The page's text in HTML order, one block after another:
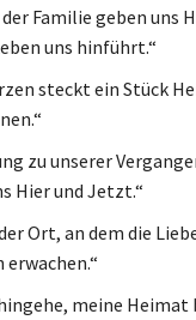
der Familie geben
uns hinführt.“
steckt ein Stück
zu unserer
Hier und Jetzt.“
der Ort, an dem die
hingehe, meine